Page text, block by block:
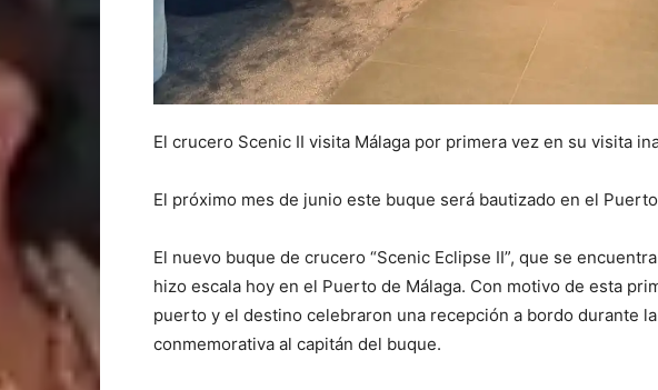
El crucero Scenic II visita Málaga por primera vez en su visita
El próximo mes de junio este buque será bautizado en el
El nuevo buque de crucero “Scenic Eclipse II”, que se
hizo escala hoy en el Puerto de Málaga. Con motivo de esta
puerto y el destino celebraron una recepción a bordo durante
conmemorativa al capitán del buque.